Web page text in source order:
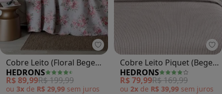
Hedrons - Cobre Leito (Floral
Cobre Leito (Floral Bege
(Queen)) 1 Peça
HEDRONS
R$ 89,99R$ 199,99
ou 3x de R$ 29,99 sem juros
Cobre Leito Piquet (Bege
(Queen)) 1 Peça
HEDRONS
R$ 79,99R$ 169,99
ou 2x de R$ 39,99 sem juros